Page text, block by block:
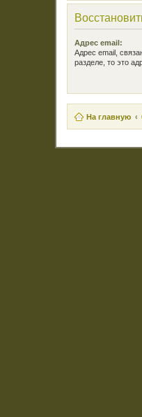
Адрес email:
Адрес email,
разделе, то это
На главную